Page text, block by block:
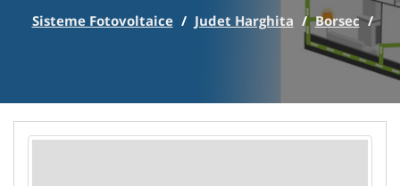
Sisteme Fotovoltaice / Judet Harghita / Borsec /